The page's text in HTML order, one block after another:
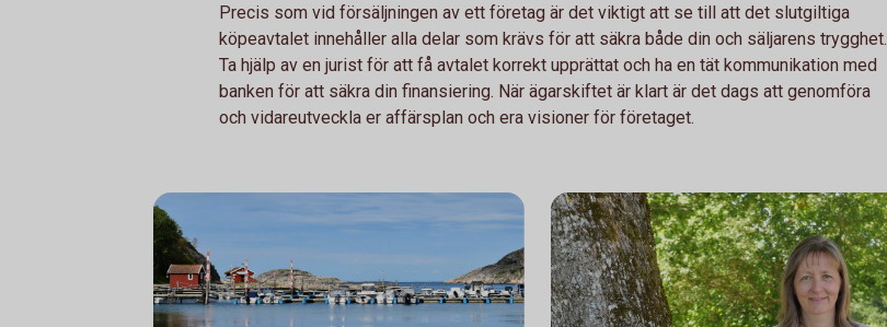
Precis som vid försäljningen av ett företag är det viktigt att se till att det slutgiltiga
köpeavtalet innehåller alla delar som krävs för att säkra både din och säljarens trygghet.
Ta hjälp av en jurist för att få avtalet korrekt upprättat och ha en tät kommunikation med
banken för att säkra din finansiering. När ägarskiftet är klart är det dags att genomföra
och vidareutveckla er affärsplan och era visioner för företaget.